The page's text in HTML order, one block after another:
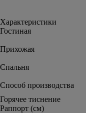
Характеристики
Гостиная
Прихожая
Спальня
Способ производства
Горячее тиснение
Раппорт (см)